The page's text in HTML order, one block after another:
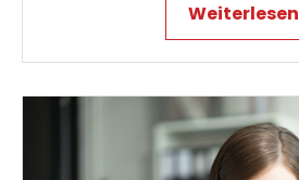
Weiterlesen